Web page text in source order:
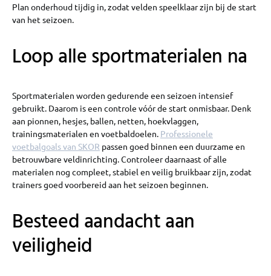
Plan onderhoud tijdig in, zodat velden speelklaar zijn bij de start
van het seizoen.
Loop alle sportmaterialen na
Sportmaterialen worden gedurende een seizoen intensief
gebruikt. Daarom is een controle vóór de start onmisbaar. Denk
aan pionnen, hesjes, ballen, netten, hoekvlaggen,
trainingsmaterialen en voetbaldoelen. Professionele
voetbalgoals van SKOR passen goed binnen een duurzame en
betrouwbare veldinrichting. Controleer daarnaast of alle
materialen nog compleet, stabiel en veilig bruikbaar zijn, zodat
trainers goed voorbereid aan het seizoen beginnen.
Besteed aandacht aan
veiligheid